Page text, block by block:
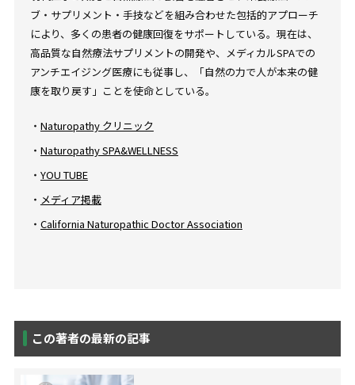
ブ・サプリメント・手技などを組み合わせた包括的アプローチ
により、多くの患者の健康回復をサポートしている。現在は、
高品質な自然療法サプリメントの開発や、メディカルSPAでの
アンチエイジング医療にも従事し、「自然の力で人が本来の健
康を取り戻す」ことを使命としている。
・ Naturopathy クリニック
・ Naturopathy SPA&WELLNESS
・ YOU TUBE
・ メディア掲載
・ California Naturopathic Doctor Association
この著者の最新の記事